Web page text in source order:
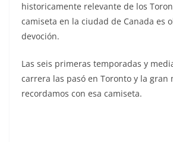
historicamente relevante de los
camiseta en la ciudad de Canada es
devoción.
Las seis primeras temporadas y
carrera las pasó en Toronto y la gran
recordamos con esa camiseta.